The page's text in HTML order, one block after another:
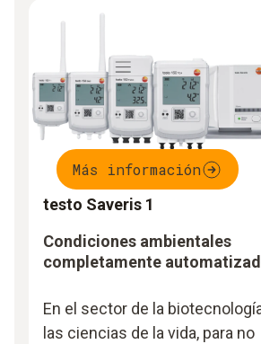
Más información
testo Saveris 1
Condiciones ambientales
completamente
En el sector de la
las ciencias de la vida, para no